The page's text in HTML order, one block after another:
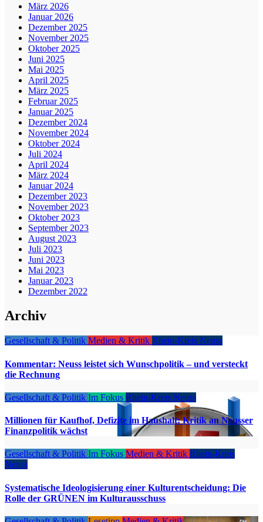
März 2026
Januar 2026
Dezember 2025
November 2025
Oktober 2025
Juni 2025
Mai 2025
April 2025
März 2025
Februar 2025
Januar 2025
Dezember 2024
November 2024
Oktober 2024
Juli 2024
April 2024
März 2024
Januar 2024
Dezember 2023
November 2023
Oktober 2023
September 2023
August 2023
Juli 2023
Juni 2023
Mai 2023
Januar 2023
Dezember 2022
Archiv
Gesellschaft & Politik Medien & Kritik Rhein-Kreis Neuss
Kommentar: Neuss leistet sich Wunschpolitik – und versteckt
die Rechnung
Gesellschaft & Politik Im Fokus Rhein-Kreis Neuss
Millionen für Kaufhof, Defizite im Haushalt: Kritik an Neusser
Finanzpolitik wächst
Gesellschaft & Politik Im Fokus Medien & Kritik Rhein-Kreis
Neuss
Systematische Ideologisierung einer Kulturentscheidung: Die
Rolle der GRÜNEN im Kulturausschuss